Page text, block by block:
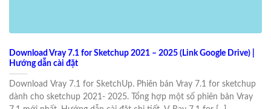
Download Vray 7.1 for Sketchup 2021 – 2025 (Link Google Drive) |
Hướng dẫn cài đặt
Download Vray 7.1 for SketchUp. Phiên bản Vray 7.1 for sketchup
dành cho sketchup 2021- 2025. Tổng hợp một số phiên bản Vray